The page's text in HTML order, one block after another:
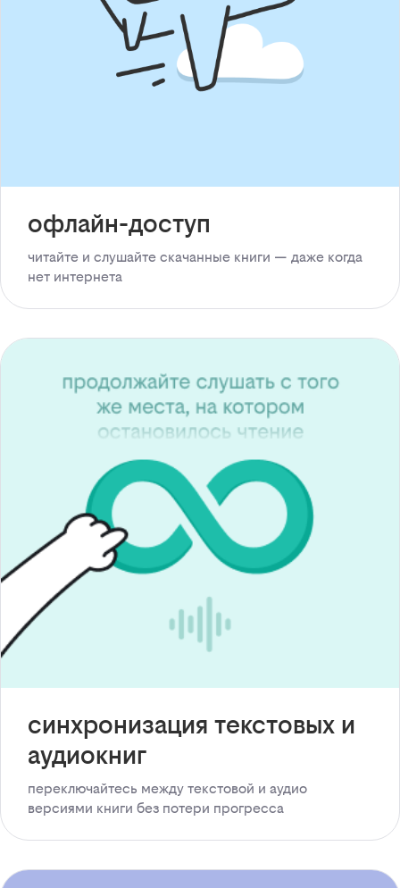
офлайн-доступ
читайте и слушайте скачанные книги — даже когда
нет интернета
синхронизация текстовых и
аудиокниг
переключайтесь между текстовой и аудио
версиями книги без потери прогресса